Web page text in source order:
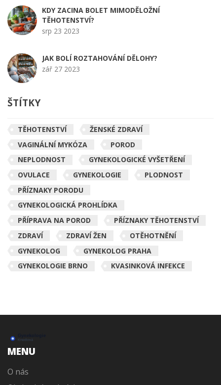
KDY ZACINA BOLET MIMODĚLOŽNÍ
TĚHOTENSTVÍ?
srp 23 2023
JAK BOLÍ ROZTAHOVÁNÍ DĚLOHY?
zář 27 2023
ŠTÍTKY
TĚHOTENSTVÍ
ŽENSKÉ ZDRAVÍ
VAGINÁLNÍ MYKÓZA
POROD
NEPLODNOST
GYNEKOLOGICKÉ VYŠETŘENÍ
OVULACE
GYNEKOLOGIE
PLODNOST
PŘÍZNAKY PORODU
GYNEKOLOGICKÁ PROHLÍDKA
PŘÍPRAVA NA POROD
PŘÍZNAKY TĚHOTENSTVÍ
ZDRAVÍ
ZDRAVÍ ŽEN
OTĚHOTNĚNÍ
GYNEKOLOG
GYNEKOLOG PRAHA
GYNEKOLOGIE BRNO
KVASINKOVÁ INFEKCE
MENU
O nás